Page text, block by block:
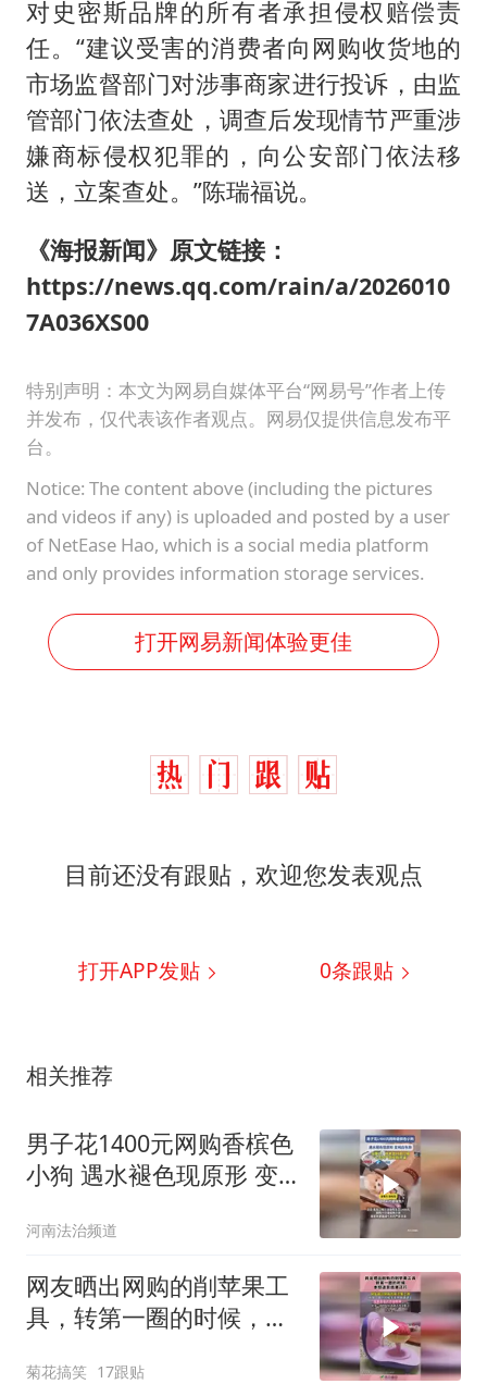
对史密斯品牌的所有者承担侵权赔偿责
任。“建议受害的消费者向网购收货地的
市场监督部门对涉事商家进行投诉，由监
管部门依法查处，调查后发现情节严重涉
嫌商标侵权犯罪的，向公安部门依法移
送，立案查处。”陈瑞福说。
《海报新闻》原文链接：
https://news.qq.com/rain/a/2026010
7A036XS00
特别声明：本文为网易自媒体平台“网易号”作者上传
并发布，仅代表该作者观点。网易仅提供信息发布平
台。
Notice: The content above (including the pictures
and videos if any) is uploaded and posted by a user
of NetEase Hao, which is a social media platform
and only provides information storage services.
打开网易新闻体验更佳
目前还没有跟贴，欢迎您发表观点
打开APP发贴 0条跟贴
相关推荐
男子花1400元网购香槟色
小狗 遇水褪色现原形 变
河南法治频道
网友晒出网购的削苹果工
具，转第一圈的时候，本
菊花搞笑 17跟贴